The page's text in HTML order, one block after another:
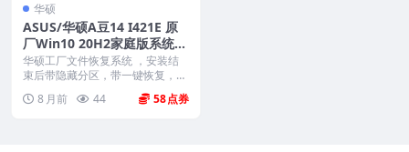
华硕
ASUS/华硕A豆14 I421E 原
厂Win10 20H2家庭版系统
工厂文件 带ASUS Recovery
恢复
华硕工厂文件恢复系统 ，安装结
束后带隐藏分区，带一键恢复，以
8 月前 44 58